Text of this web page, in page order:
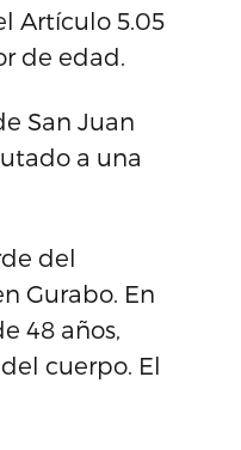
Artículo 5.05
de edad.
San Juan
a una
del
Gurabo. En
48 años,
cuerpo. El